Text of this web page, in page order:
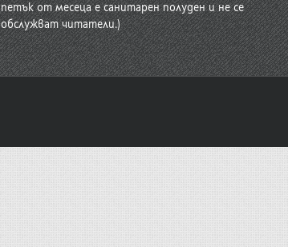
петък от месеца е санитарен полуден и не се
обслужват читатели.)